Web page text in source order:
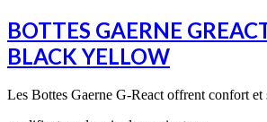
BOTTES GAERNE
BLACK YELLOW
Les Bottes Gaerne G-React offrent confort et